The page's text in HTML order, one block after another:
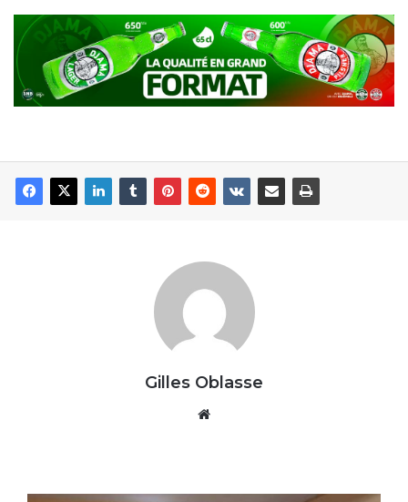
Gilles Oblasse